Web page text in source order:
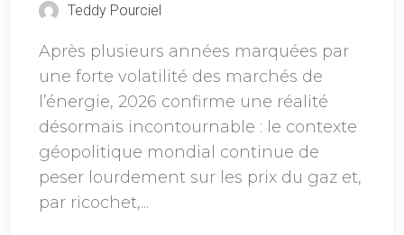
Teddy Pourciel
Après plusieurs années marquées par
une forte volatilité des marchés de
l’énergie, 2026 confirme une réalité
désormais incontournable : le contexte
géopolitique mondial continue de
peser lourdement sur les prix du gaz et,
par ricochet,...